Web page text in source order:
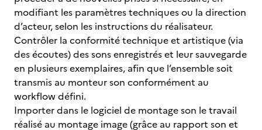
modifiant les paramètres techniques ou la direction
d’acteur, selon les instructions du réalisateur.
Contrôler la conformité technique et artistique (via
des écoutes) des sons enregistrés et leur sauvegarde
en plusieurs exemplaires, afin que l’ensemble soit
transmis au monteur son conformément au
workflow défini.
Importer dans le logiciel de montage son le travail
réalisé au montage image (grâce au rapport son et